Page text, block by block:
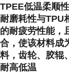
TPEE低温柔顺
耐磨耗性与TPU
的耐疲劳性能，
合，使该材料成
料，齿轮、胶辊
耐高低温